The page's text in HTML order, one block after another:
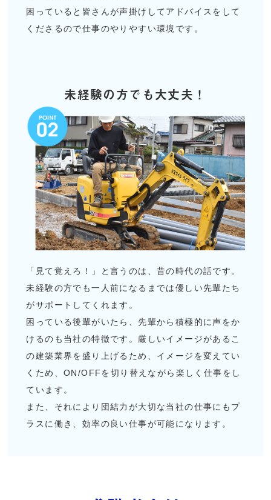
困っていると皆さんが声掛けしてアドバイスをして
くださるので仕事のやりやすい環境です。
未経験の方でも大丈夫！
「見て覚えろ！」と言うのは、昔の時代の話です。
未経験の方でも一人前になるまでは優しい先輩たち
がサポートしてくれます。
困っている後輩がいたら、先輩から積極的に声をか
けるのも当社の特徴です。厳しいイメージがあるこ
の建築業界を盛り上げるため、イメージを変えてい
くため、ON/OFFを切り替えながら楽しく仕事をし
ています。
また、それにより団結力が大切な当社の仕事にもプ
ラスに働き、効率の良い仕事が可能になります。